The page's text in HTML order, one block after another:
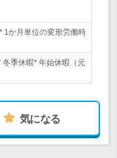
1か月単位の変形労働時
季休暇* 年始休暇（元
気になる